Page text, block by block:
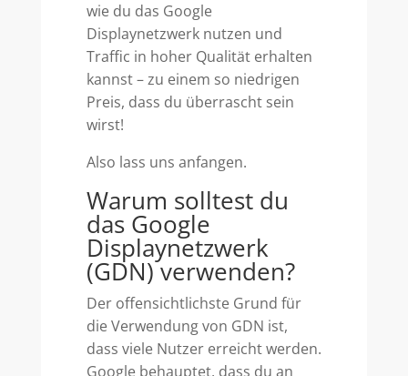
wie du das Google
Displaynetzwerk nutzen und
Traffic in hoher Qualität erhalten
kannst – zu einem so niedrigen
Preis, dass du überrascht sein
wirst!
Also lass uns anfangen.
Warum solltest du
das Google
Displaynetzwerk
(GDN) verwenden?
Der offensichtlichste Grund für
die Verwendung von GDN ist,
dass viele Nutzer erreicht werden.
Google behauptet, dass du an